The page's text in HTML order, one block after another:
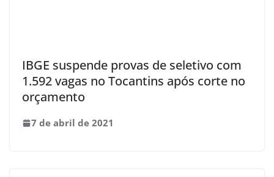
IBGE suspende provas de seletivo com
1.592 vagas no Tocantins após corte no
orçamento
7 de abril de 2021